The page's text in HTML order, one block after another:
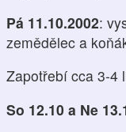
Pá 11.10.2002:
zemědělec a
Zapotřebí cca 3-4
So 12.10 a Ne